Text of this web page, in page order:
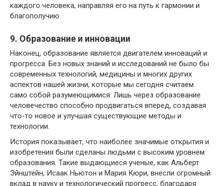
каждого человека, направляя его на путь к гармонии и
благополучию.
9. Образование и инновации
Наконец, образование является двигателем инноваций и
прогресса. Без новых знаний и исследований не было бы
современных технологий, медицины и многих других
аспектов нашей жизни, которые мы сегодня считаем
само собой разумеющимися. Лишь через образование
человечество способно продвигаться вперед, создавая
что-то новое и улучшая существующие методы и
технологии.
История показывает, что наиболее значимые открытия и
изобретения были сделаны людьми с высоким уровнем
образования. Такие выдающиеся ученые, как Альберт
Эйнштейн, Исаак Ньютон и Мария Кюри, внесли огромный
вклад в науку и технологический прогресс, благодаря